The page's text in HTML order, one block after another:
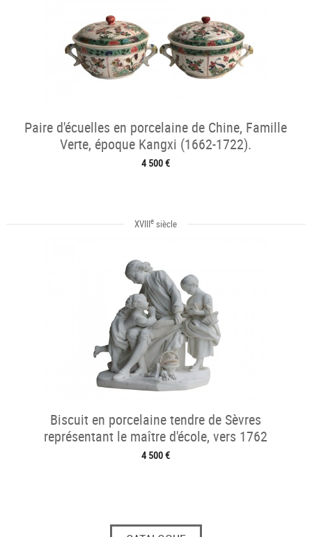
Paire d'écuelles en porcelaine de Chine, Famille
Verte, époque Kangxi (1662-1722).
4 500 €
XVIIIe siècle
Biscuit en porcelaine tendre de Sèvres
représentant le maître d'école, vers 1762
4 500 €